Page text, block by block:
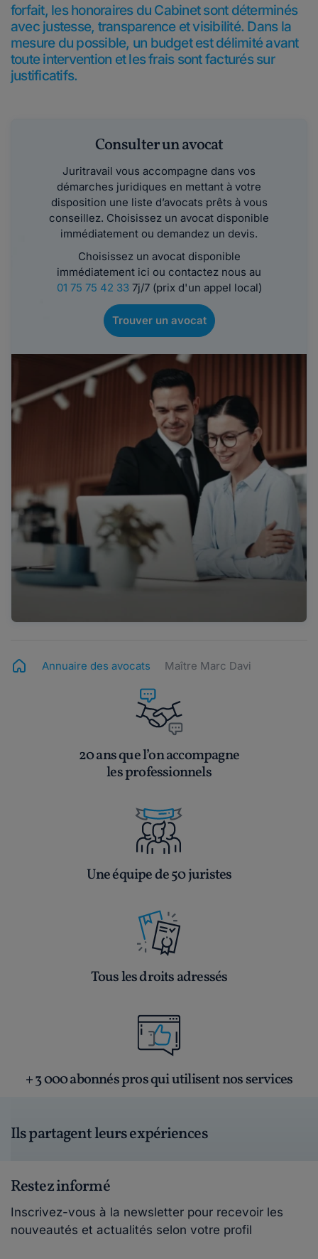
forfait, les honoraires du Cabinet sont déterminés
avec justesse, transparence et visibilité. Dans la
mesure du possible, un budget est délimité avant
toute intervention et les frais sont facturés sur
justificatifs.
Consulter un avocat
Juritravail vous accompagne dans vos
démarches juridiques en mettant à votre
disposition une liste d’avocats prêts à vous
conseillez. Choisissez un avocat disponible
immédiatement ou demandez un devis.
Choisissez un avocat disponible
immédiatement ici ou contactez nous au
01 75 75 42 337j/7 (prix d'un appel local)
Trouver un avocat
Annuaire des avocats Maître Marc Davi
20 ans que l’on accompagne
les professionnels
Une équipe de 50 juristes
Tous les droits adressés
+ 3 000 abonnés pros qui utilisent nos services
Ils partagent leurs expériences
Restez informé
Inscrivez-vous à la newsletter pour recevoir les
nouveautés et actualités selon votre profil